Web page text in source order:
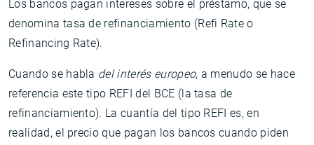
Los bancos pagan intereses sobre el préstamo, que se
denomina tasa de refinanciamiento (Refi Rate o
Refinancing Rate).
Cuando se habla del interés europeo, a menudo se hace
referencia este tipo REFI del BCE (la tasa de
refinanciamiento). La cuantía del tipo REFI es, en
realidad, el precio que pagan los bancos cuando piden